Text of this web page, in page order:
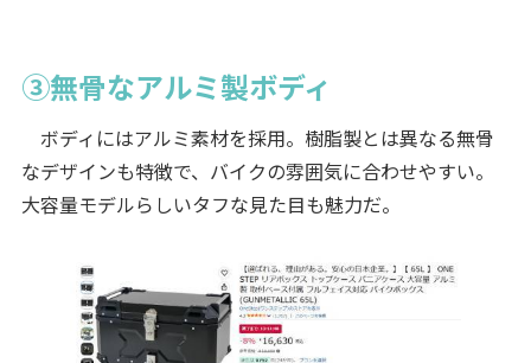
③無骨なアルミ製ボディ
ボディにはアルミ素材を採用。樹脂製とは異なる無骨
なデザインも特徴で、バイクの雰囲気に合わせやすい。
大容量モデルらしいタフな見た目も魅力だ。